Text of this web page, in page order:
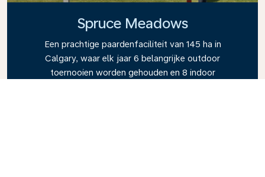
Spruce Meadows
Een prachtige paardenfaciliteit van 145 ha in
Calgary, waar elk jaar 6 belangrijke outdoor
toernooien worden gehouden en 8 indoor